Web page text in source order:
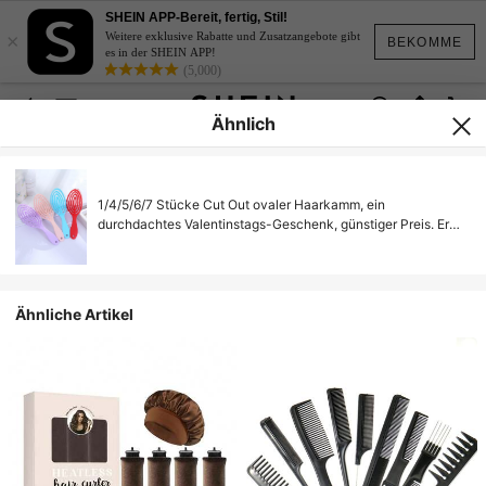
BEKOMME
×
SHEIN APP-Bereit, fertig, Stil!
Weitere exklusive Rabatte und Zusatzangebote gibt
es in der SHEIN APP!
(5,000)
Ähnlich
1/4/5/6/7 Stücke Cut Out ovaler Haarkamm, ein
durchdachtes Valentinstags-Geschenk, günstiger Preis. Er
Ähnliche Artikel